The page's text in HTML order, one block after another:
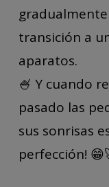
transición a
aparatos.
🍧 Y cuando
pasado las
sus sonrisas
perfección!